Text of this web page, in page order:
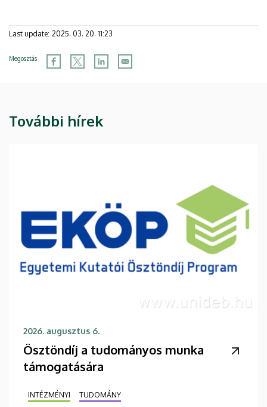
Last update: 2025. 03. 20. 11:23
Megosztás
További hírek
2026. augusztus 6.
Ösztöndíj a tudományos munka
támogatására
INTÉZMÉNYI TUDOMÁNY